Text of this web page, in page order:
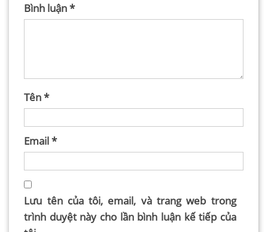
Bình luận*
Tên*
Email*
Lưu tên của tôi, email, và trang web trong
trình duyệt này cho lần bình luận kế tiếp của